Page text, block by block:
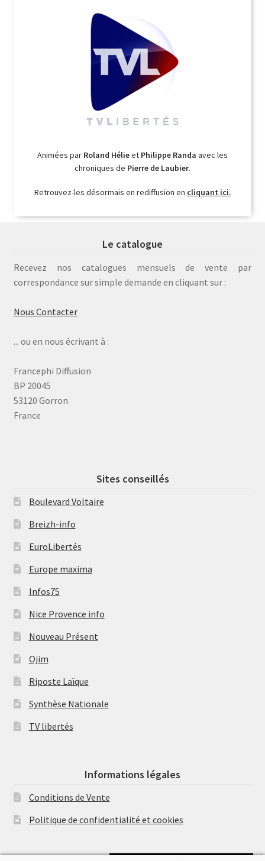
Animées par Roland Hélieet Philippe Randa avec les
chroniques de Pierre de Laubier.
Retrouvez-les désormais en rediffusion en cliquant ici.
Le catalogue
Recevez nos catalogues mensuels de vente par
correspondance sur simple demande en cliquant sur :
Nous Contacter
... ou en nous écrivant à :
Francephi Diffusion
BP 20045
53120 Gorron
France
Sites conseillés
Boulevard Voltaire
Breizh-info
EuroLibertés
Europe maxima
Infos75
Nice Provence info
Nouveau Présent
Ojim
Riposte Laïque
Synthèse Nationale
TV libertés
Informations légales
Conditions de Vente
Politique de confidentialité et cookies